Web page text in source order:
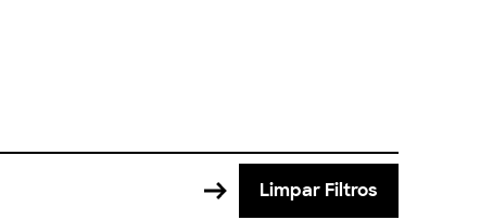
Limpar Filtros